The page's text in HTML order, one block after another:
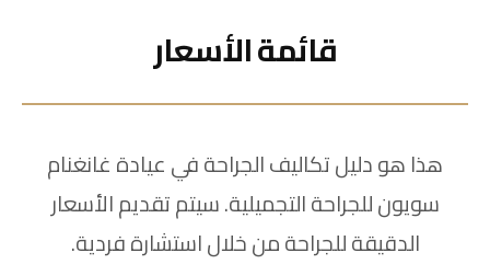
قائمة الأسعار
هذا هو دليل تكاليف الجراحة في عيادة غانغنام
سويون للجراحة التجميلية. سيتم تقديم الأسعار
الدقيقة للجراحة من خلال استشارة فردية.